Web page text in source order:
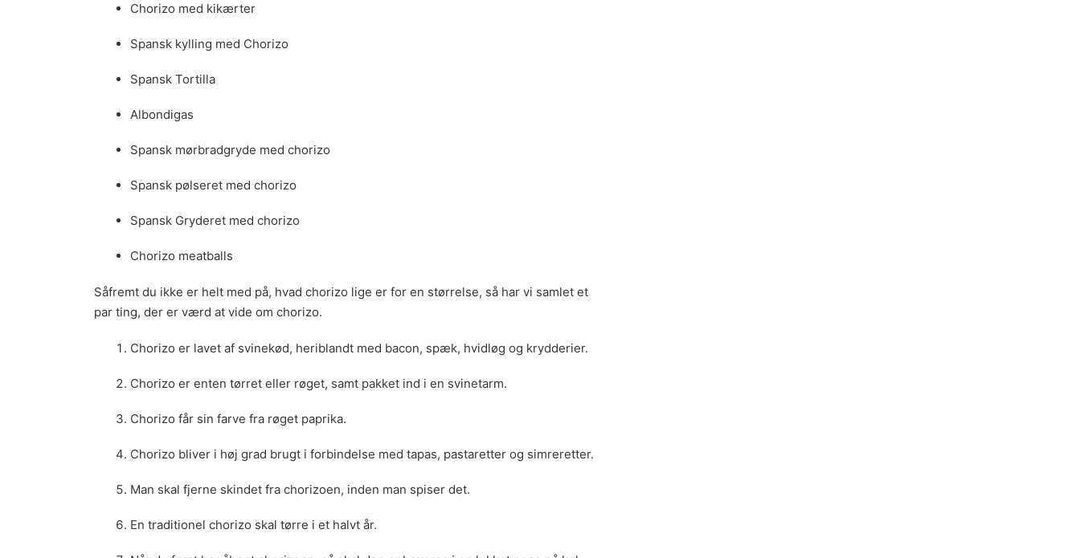
Chorizo med kikærter
Spansk kylling med Chorizo
Spansk Tortilla
Albondigas
Spansk mørbradgryde med chorizo
Spansk pølseret med chorizo
Spansk Gryderet med chorizo
Chorizo meatballs
Såfremt du ikke er helt med på, hvad chorizo lige er for en størrelse, så har vi samlet et
par ting, der er værd at vide om chorizo.
Chorizo er lavet af svinekød, heriblandt med bacon, spæk, hvidløg og krydderier.
Chorizo er enten tørret eller røget, samt pakket ind i en svinetarm.
Chorizo får sin farve fra røget paprika.
Chorizo bliver i høj grad brugt i forbindelse med tapas, pastaretter og simreretter.
Man skal fjerne skindet fra chorizoen, inden man spiser det.
En traditionel chorizo skal tørre i et halvt år.